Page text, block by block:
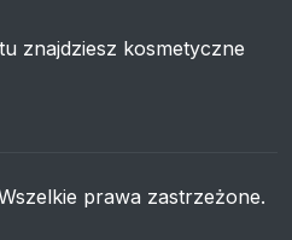
znajdziesz kosmetyczne
prawa zastrzeżone.